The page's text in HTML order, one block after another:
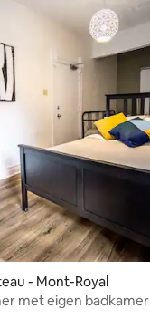
- Mont-Royal
met eigen badkamer